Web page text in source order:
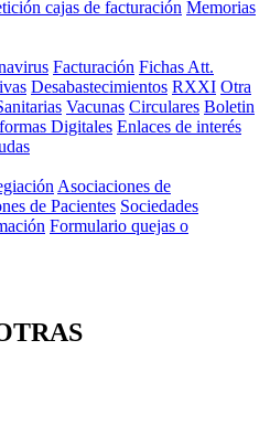
cajas de facturación Memorias
Facturación Fichas Att.
Desabastecimientos RXXI Otra
Vacunas Circulares Boletin
Digitales Enlaces de interés
Asociaciones de
de Pacientes Sociedades
Formulario quejas o